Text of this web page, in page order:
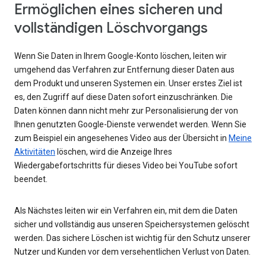
Ermöglichen eines sicheren und
vollständigen Löschvorgangs
Wenn Sie Daten in Ihrem Google-Konto löschen, leiten wir
umgehend das Verfahren zur Entfernung dieser Daten aus
dem Produkt und unseren Systemen ein. Unser erstes Ziel ist
es, den Zugriff auf diese Daten sofort einzuschränken. Die
Daten können dann nicht mehr zur Personalisierung der von
Ihnen genutzten Google-Dienste verwendet werden. Wenn Sie
zum Beispiel ein angesehenes Video aus der Übersicht in Meine
Aktivitäten löschen, wird die Anzeige Ihres
Wiedergabefortschritts für dieses Video bei YouTube sofort
beendet.
Als Nächstes leiten wir ein Verfahren ein, mit dem die Daten
sicher und vollständig aus unseren Speichersystemen gelöscht
werden. Das sichere Löschen ist wichtig für den Schutz unserer
Nutzer und Kunden vor dem versehentlichen Verlust von Daten.